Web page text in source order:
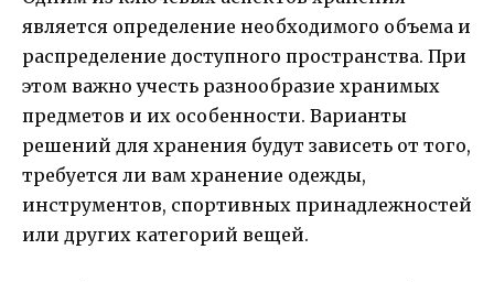
является определение необходимого объема и
распределение доступного пространства. При
этом важно учесть разнообразие хранимых
предметов и их особенности. Варианты
решений для хранения будут зависеть от того,
требуется ли вам хранение одежды,
инструментов, спортивных принадлежностей
или других категорий вещей.